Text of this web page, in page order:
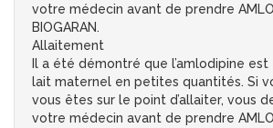
votre médecin avant de prendre
BIOGARAN.
Allaitement
Il a été démontré que l’amlodipine
lait maternel en petites quantités. Si
vous êtes sur le point d’allaiter, vous
votre médecin avant de prendre